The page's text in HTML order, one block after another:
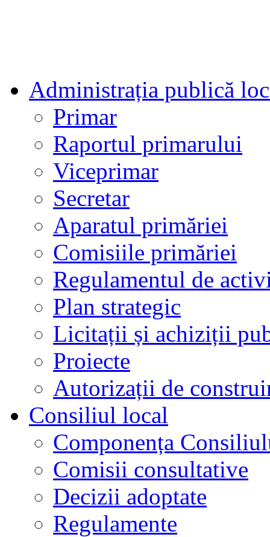
Administrația publică
Primar
Raportul primarului
Viceprimar
Secretar
Aparatul primăriei
Comisiile primăriei
Regulamentul de
Plan strategic
Licitații și achiziții
Proiecte
Autorizații de
Consiliul local
Componența
Comisii consultative
Decizii adoptate
Regulamente